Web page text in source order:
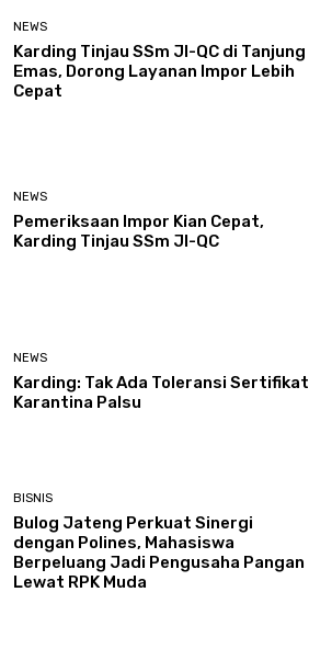
NEWS
Karding Tinjau SSm JI-QC di Tanjung
Emas, Dorong Layanan Impor Lebih
Cepat
NEWS
Pemeriksaan Impor Kian Cepat,
Karding Tinjau SSm JI-QC
NEWS
Karding: Tak Ada Toleransi Sertifikat
Karantina Palsu
BISNIS
Bulog Jateng Perkuat Sinergi
dengan Polines, Mahasiswa
Berpeluang Jadi Pengusaha Pangan
Lewat RPK Muda